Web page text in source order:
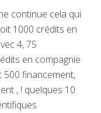
continue cela qui
1000 crédits en
4, 75
en compagnie
500 financement,
, ! quelques 10